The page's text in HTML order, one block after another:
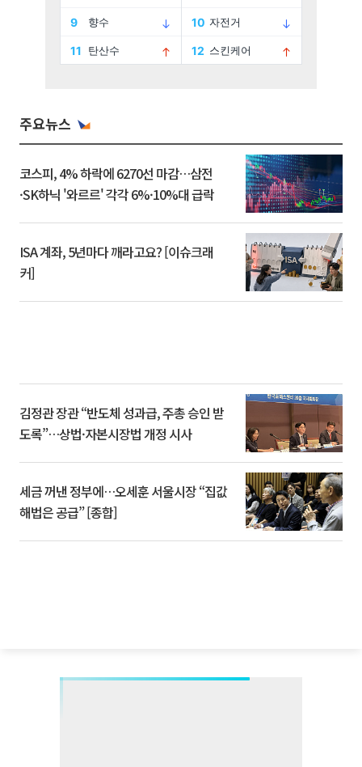
주요뉴스
코스피, 4% 하락에 6270선 마감…삼전
·SK하닉 '와르르' 각각 6%·10%대 급락
ISA 계좌, 5년마다 깨라고요? [이슈크래
커]
김정관 장관 “반도체 성과급, 주총 승인 받
도록”…상법·자본시장법 개정 시사
세금 꺼낸 정부에…오세훈 서울시장 “집값
해법은 공급” [종합]